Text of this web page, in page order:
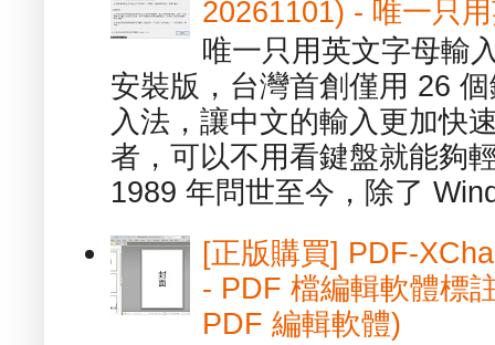
20261101) - 唯一只
唯一只用英文字母輸
安裝版，台灣首創僅用 26
入法，讓中文的輸入更加快
者，可以不用看鍵盤就能夠
1989 年問世至今，除了
[正版購買] PDF-
- PDF 檔編輯軟體標
PDF 編輯軟體)